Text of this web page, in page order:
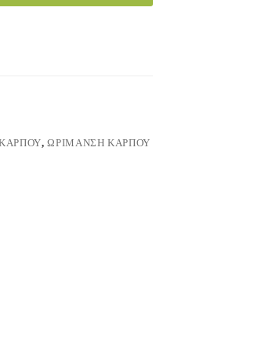
,ΩΡΊΜΑΝΣΗ ΚΑΡΠΟΎ